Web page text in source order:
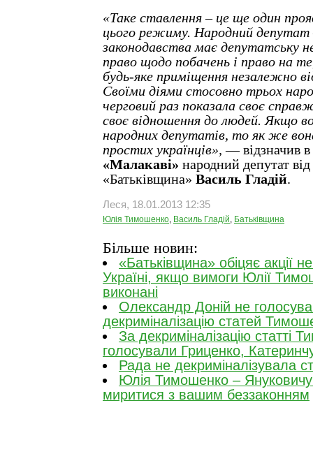
«Таке ставлення – це ще один
цього режиму. Народний депутат
законодавства має депутатську
право щодо побачень і право на
будь-яке приміщення незалежно
Своїми діями стосовно трьох
черговий раз показала своє
своє відношення до людей. Якщо
народних депутатів, то як же
простих українців», — відзначив
«Малакаві» народний депутат від
«Батьківщина» Василь Гладій.
Леся, 18.01.2013 12:35
Юлія Тимошенко, Василь Гладій, Батьківщина
Більше новин:
«Батьківщина» обіцяє акції
Україні, якщо вимоги Юлії
виконані
Олександр Доній не
декриміналізацію статей
За декриміналізацію статті
голосували Гриценко,
Рада не декриміналізувала
Юлія Тимошенко –
миритися з вашим беззаконням